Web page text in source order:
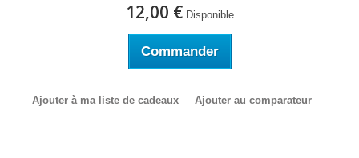
12,00 € Disponible
Commander
Ajouter à ma liste de cadeaux Ajouter au comparateur